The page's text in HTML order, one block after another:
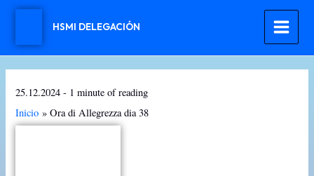
contenido
HSMI DELEGACIÓN
25.12.2024- 1 minute of reading
Inicio
Ora di Allegrezza dia 38